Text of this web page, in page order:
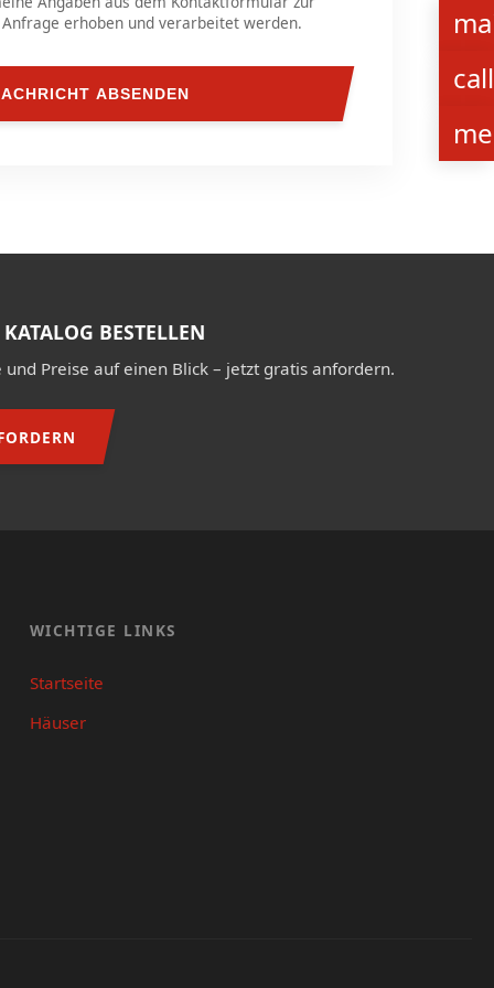
call
erhoben und verarbeitet werden.
ABSENDEN
BESTELLEN
Preise auf einen Blick – jetzt gratis anfordern.
WICHTIGE LINKS
Startseite
Häuser